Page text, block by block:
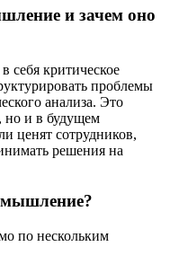
и зачем оно
себя критическое
проблемы
анализа. Это
но и в будущем
ценят сотрудников,
решения на
мышление?
по нескольким